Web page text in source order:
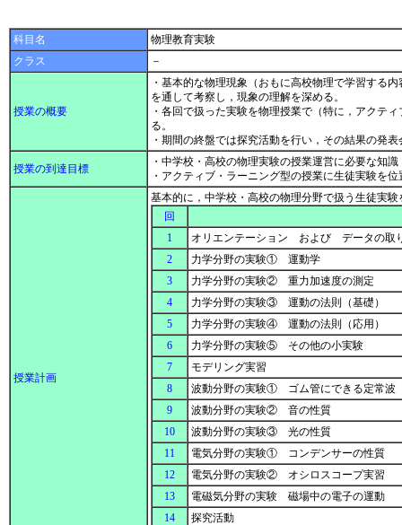
科目名
物理教育実験
クラス
－
授業の概要
・基本的な物理現象（おもに高校物理で学習する
を通して考察し，現象の理解を深める。
・各回で扱った実験を物理授業で（特に，アクテ
る。
・期間の終盤では探究活動を行い，その結果の発
授業の到達目標
・中学校・高校の物理実験の授業運営に必要な知
・アクティブ・ラーニング型の授業に生徒実験を
授業計画
基本的に，中学校・高校の物理分野で扱う生徒実
回
1
オリエンテーション および データの取
2
力学分野の実験① 運動学
3
力学分野の実験② 重力加速度の測定
4
力学分野の実験③ 運動の法則（基礎）
5
力学分野の実験④ 運動の法則（応用）
6
力学分野の実験⑤ その他の小実験
7
モデリング実習
8
波動分野の実験① ゴム管にできる定常波
9
波動分野の実験② 音の性質
10
波動分野の実験③ 光の性質
11
電気分野の実験① コンデンサーの性質
12
電気分野の実験② オシロスコープ実習
13
電磁気分野の実験 磁場中の電子の運動
14
探究活動